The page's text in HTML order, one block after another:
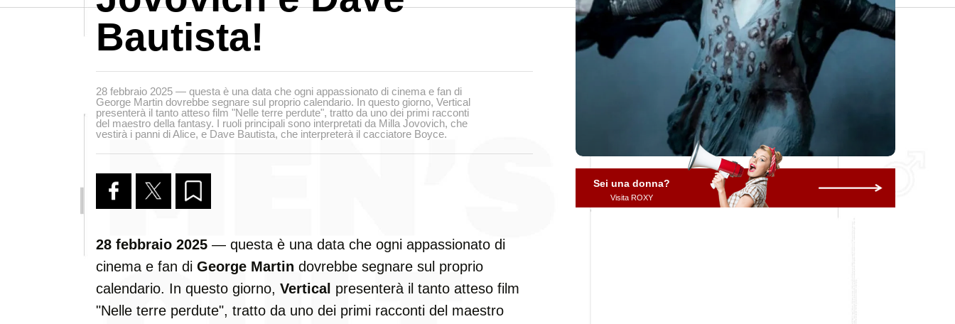
Bautista!
28 febbraio 2025 — questa è una data che ogni appassionato di cinema e fan di
George Martin dovrebbe segnare sul proprio calendario. In questo giorno, Vertical
presenterà il tanto atteso film "Nelle terre perdute", tratto da uno dei primi racconti
del maestro della fantasy. I ruoli principali sono interpretati da Milla Jovovich, che
vestirà i panni di Alice, e Dave Bautista, che interpreterà il cacciatore Boyce.
28 febbraio 2025 — questa è una data che ogni appassionato di
cinema e fan di George Martin dovrebbe segnare sul proprio
calendario. In questo giorno, Vertical presenterà il tanto atteso film
"Nelle terre perdute", tratto da uno dei primi racconti del maestro
Sei una donna?
Visita ROXY